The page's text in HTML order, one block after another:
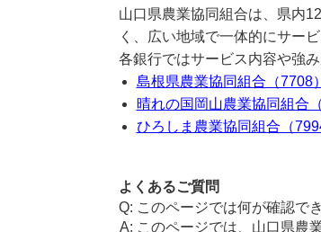
山口県農業協同組合は、県内
く、広い地域で一体的にサー
各銀行ではサービス内容や強
島根県農業協同組合（7708）
晴れの国岡山農業協同組合（
ひろしま農業協同組合（
よくあるご質問
このページでは何が確認で
このページでは、山口県農